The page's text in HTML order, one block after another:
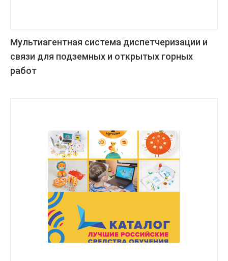
Мультиагентная система диспетчеризации и
связи для подземных и открытых горных
работ